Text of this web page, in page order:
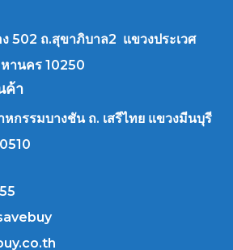
502 ถ.สุขาภิบาล2 แขวงประเวศ
หานคร 10250
ค้า
กรรมบางชัน ถ. เสรีไทย แขวงมีนบุรี